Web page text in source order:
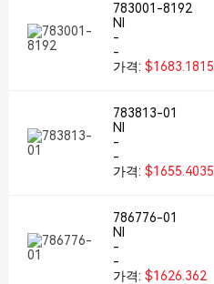
783001-8192
NI
-
-
가격: $1683.1815
783813-01
NI
-
-
가격: $1655.4035
786776-01
NI
-
-
가격: $1626.362